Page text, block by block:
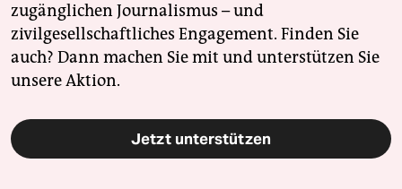
zugänglichen Journalismus – und
zivilgesellschaftliches Engagement. Finden Sie
auch? Dann machen Sie mit und unterstützen Sie
unsere Aktion.
Jetzt unterstützen